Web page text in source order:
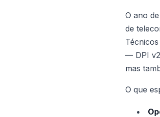
O ano
de
— DPI
mas
O que